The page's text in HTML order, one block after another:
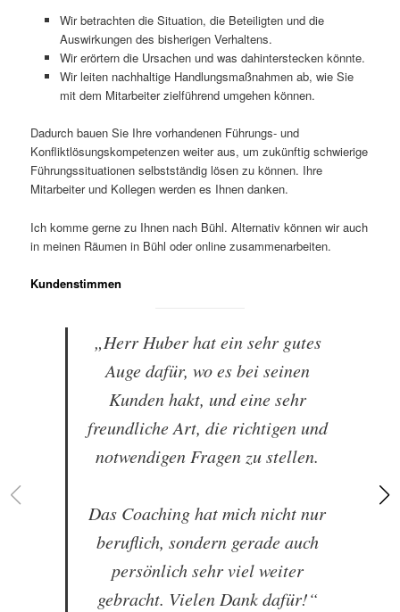
Wir betrachten die Situation, die Beteiligten und die
Auswirkungen des bisherigen Verhaltens.
Wir erörtern die Ursachen und was dahinterstecken könnte.
Wir leiten nachhaltige Handlungsmaßnahmen ab, wie Sie
mit dem Mitarbeiter zielführend umgehen können.
Dadurch bauen Sie Ihre vorhandenen Führungs- und
Konfliktlösungskompetenzen weiter aus, um zukünftig schwierige
Führungssituationen selbstständig lösen zu können. Ihre
Mitarbeiter und Kollegen werden es Ihnen danken.
Ich komme gerne zu Ihnen nach Bühl. Alternativ können wir auch
in meinen Räumen in Bühl oder online zusammenarbeiten.
Kundenstimmen
„Herr Huber hat ein sehr gutes
Auge dafür, wo es bei seinen
Kunden hakt, und eine sehr
freundliche Art, die richtigen und
notwendigen Fragen zu stellen.
Das Coaching hat mich nicht nur
beruflich, sondern gerade auch
persönlich sehr viel weiter
gebracht. Vielen Dank dafür!“